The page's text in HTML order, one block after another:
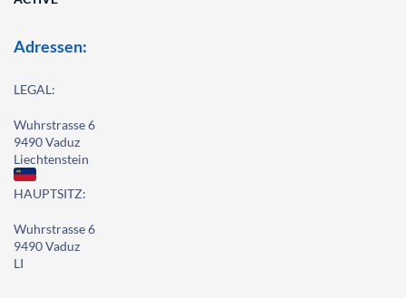
Adressen:
LEGAL:
Wuhrstrasse 6
9490 Vaduz
Liechtenstein
HAUPTSITZ:
Wuhrstrasse 6
9490 Vaduz
LI